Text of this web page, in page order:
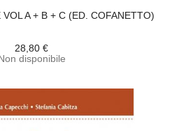
A + B + C (ED. COFANETTO)
28,80 €
disponibile